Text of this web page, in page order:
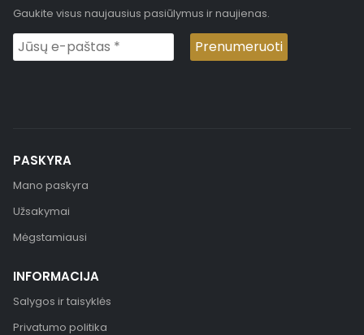
Gaukite visus naujausius pasiūlymus ir naujienas.
PASKYRA
Mano paskyra
Užsakymai
Mėgstamiausi
INFORMACIJA
Salygos ir taisyklės
Privatumo politika